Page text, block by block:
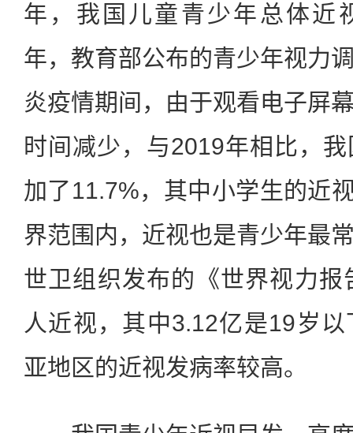
年，我国儿童青少年总体近
年，教育部公布的青少年视力
炎疫情期间，由于观看电子屏
时间减少，与2019年相比，
加了11.7%，其中小学生的近
界范围内，近视也是青少年最
世卫组织发布的《世界视力
人近视，其中3.12亿是19岁
亚地区的近视发病率较高。